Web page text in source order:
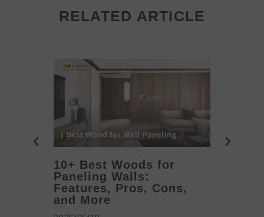
RELATED ARTICLE
10+ Best Woods for
Paneling Walls:
Features, Pros, Cons,
and More